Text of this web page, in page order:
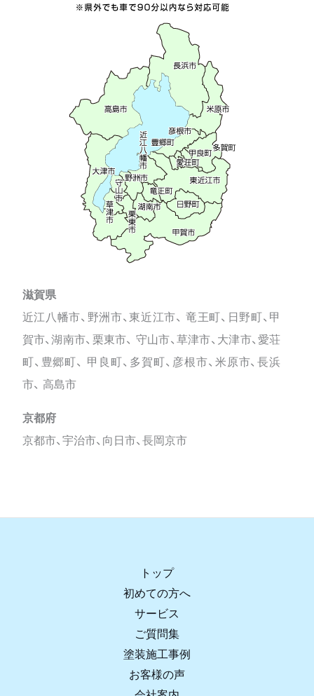
滋賀県
近江八幡市、野洲市、東近江市、 竜王町、日野町、甲
賀市、湖南市、栗東市、 守山市、草津市、大津市、愛荘
町、豊郷町、 甲良町、多賀町、彦根市、米原市、長浜
市、 高島市
京都府
京都市、宇治市、向日市、長岡京市
トップ
初めての方へ
サービス
ご質問集
塗装施工事例
お客様の声